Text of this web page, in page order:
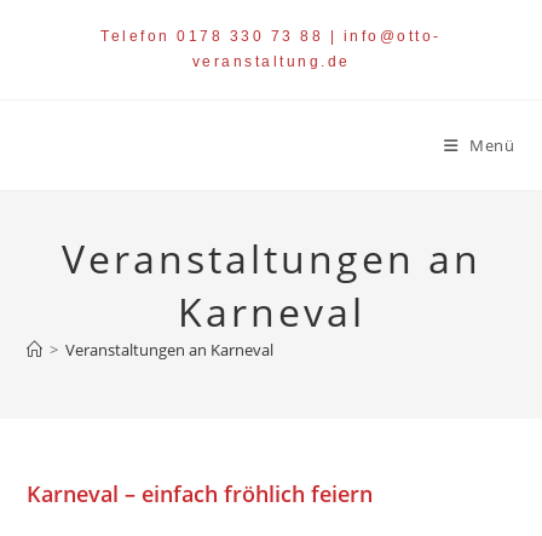
Telefon 0178 330 73 88 | info@otto-
veranstaltung.de
Menü
Veranstaltungen an
Karneval
> Veranstaltungen an Karneval
Karneval – einfach fröhlich feiern